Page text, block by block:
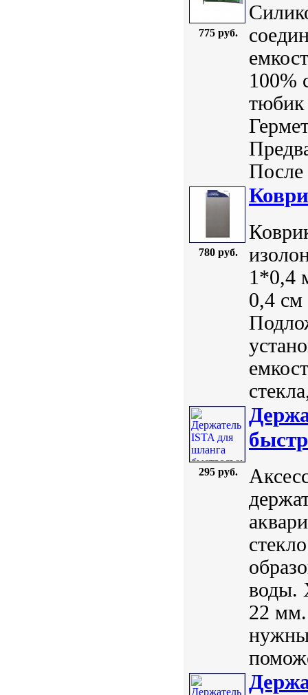
775 руб.
100%
После
780 руб.
1*0,4
0,4
295 руб.
воды.
22